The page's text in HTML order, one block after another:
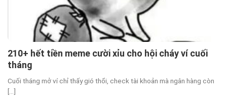
210+ hết tiền meme cười xỉu cho hội cháy ví cuối
tháng
Cuối tháng mở ví chỉ thấy gió thổi, check tài khoản mà ngân hàng còn
[...]